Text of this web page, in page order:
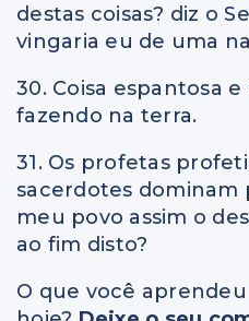
destas coisas? diz o
vingaria eu de uma
30. Coisa espantosa
fazendo na terra.
31. Os profetas
sacerdotes dominam
meu povo assim o
ao fim disto?
O que você